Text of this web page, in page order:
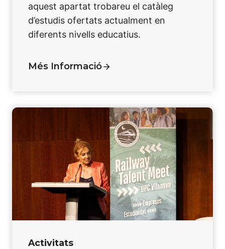
aquest apartat trobareu el catàleg
d’estudis ofertats actualment en
diferents nivells educatius.
Més Informació
Activitats